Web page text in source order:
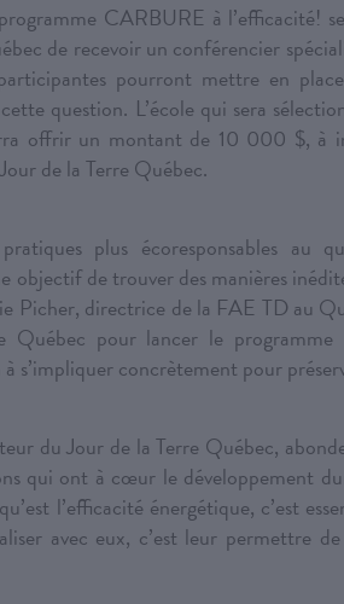
CARBURE à l’efficacité!
de recevoir un conférencier
pourront mettre en
question. L’école qui sera
offrir un montant de 10 000 $, à
de la Terre Québec.
plus écoresponsables au
objectif de trouver des manières
Picher, directrice de la FAE TD au
Québec pour lancer le
s’impliquer concrètement pour
du Jour de la Terre Québec,
qui ont à cœur le développement
l’efficacité énergétique, c’est
avec eux, c’est leur permettre